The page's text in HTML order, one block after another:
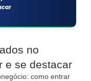
no
e se destacar
como entrar